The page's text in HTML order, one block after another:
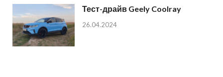
Тест-драйв Geely Coolray
26.04.2024